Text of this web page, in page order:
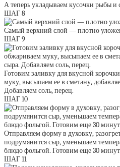
А теперь укладываем кусочки рыбы и
ШАГ 8
Самый верхний слой — плотно
ШАГ 9
Готовим заливку для вкусной
муку, высыпаем ее в сметану,
Добавляем соль, перец.
ШАГ 10
Отправляем форму в духовку,
подрумянится сыр, уменьшаем
блюдо фольгой. Готовим еще 30
ШАГ 11